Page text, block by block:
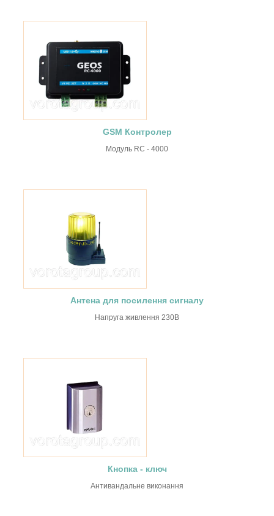
GSM Контролер
Модуль RC - 4000
Антена для посилення сигналу
Напруга живлення 230В
Кнопка - ключ
Антивандальне виконання